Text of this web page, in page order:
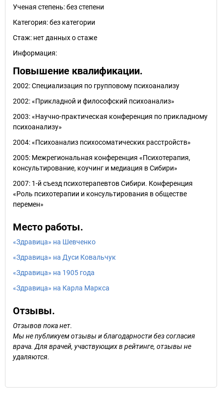
Ученая степень:без степени
Категория:без категории
Стаж: нет данных о стаже
Информация:
Повышение квалификации.
2002: Специализация по групповому психоанализу
2002: «Прикладной и философский психоанализ»
2003: «Научно-практическая конференция по прикладному
психоанализу»
2004: «Психоанализ психосоматических расстройств»
2005: Межрегиональная конференция «Психотерапия,
консультирование, коучинг и медиация в Сибири»
2007: 1-й съезд психотерапевтов Сибири. Конференция
«Роль психотерапии и консультирования в обществе
перемен»
Место работы.
«Здравица» на Шевченко
«Здравица» на Дуси Ковальчук
«Здравица» на 1905 года
«Здравица» на Карла Маркса
Отзывы.
Отзывов пока нет.
Мы не публикуем отзывы и благодарности без согласия
врача. Для врачей, участвующих в рейтинге, отзывы не
удаляются.